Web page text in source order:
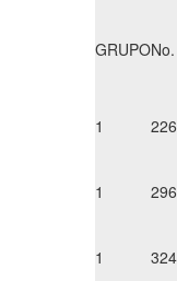
GRUPONo.
1
1
1